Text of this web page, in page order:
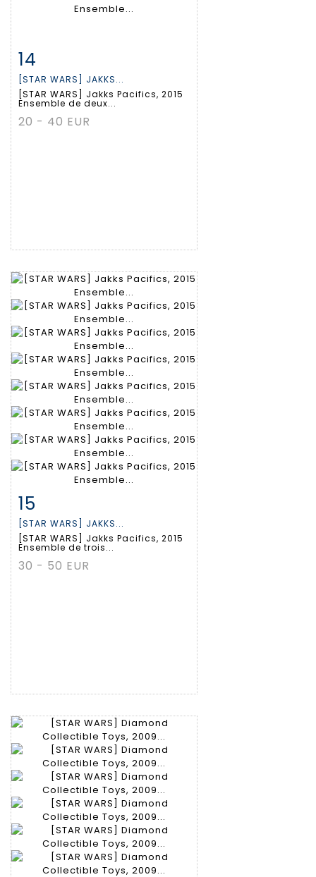
Fiche détaillée
14
[STAR WARS] JAKKS...
[STAR WARS] Jakks Pacifics, 2015
Ensemble de deux...
20 - 40 EUR
Fiche détaillée
15
[STAR WARS] JAKKS...
[STAR WARS] Jakks Pacifics, 2015
Ensemble de trois...
30 - 50 EUR